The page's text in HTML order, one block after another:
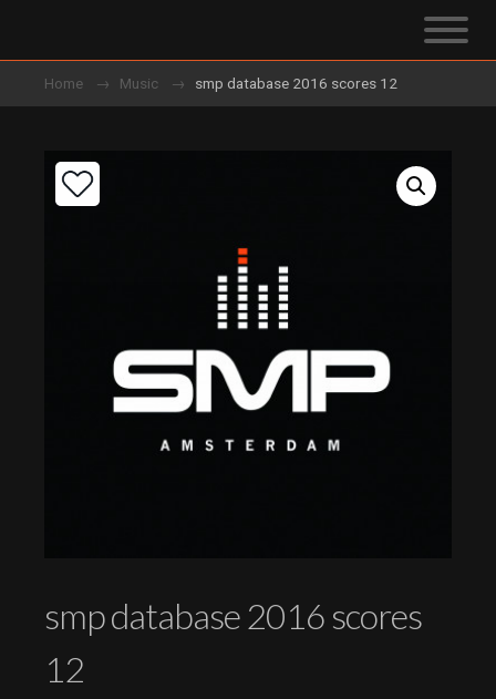
Home Music smp database 2016 scores 12
smp database 2016 scores
12